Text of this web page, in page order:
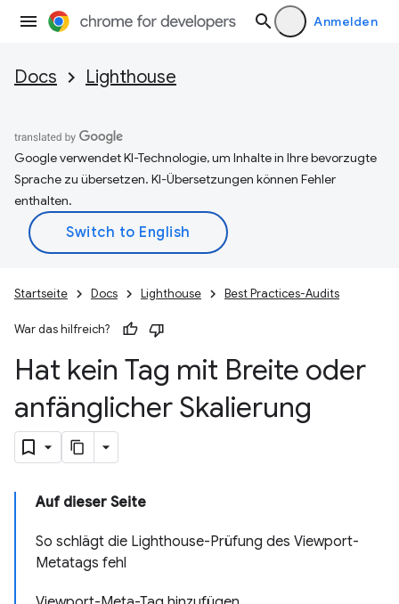
Anmelden
Docs Lighthouse
Google verwendet KI-Technologie, um Inhalte in Ihre bevorzugte
Sprache zu übersetzen. KI-Übersetzungen können Fehler
enthalten.
Startseite Docs Lighthouse Best Practices-Audits
War das hilfreich?
Hat kein Tag mit Breite oder
anfänglicher Skalierung
Auf dieser Seite
So schlägt die Lighthouse-Prüfung des Viewport-
Metatags fehl